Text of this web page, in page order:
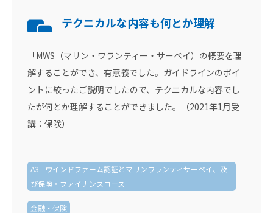
テクニカルな内容も何とか理解
「MWS（マリン・ワランティー・サーベイ）の概要を理
解することができ、有意義でした。ガイドラインのポイ
ントに絞ったご説明でしたので、テクニカルな内容でし
たが何とか理解することができました。（2021年1月受
講：保険）
A3 - ウインドファーム認証とマリンワランティサーベイ、及
び保険・ファイナンスコース
金融・保険